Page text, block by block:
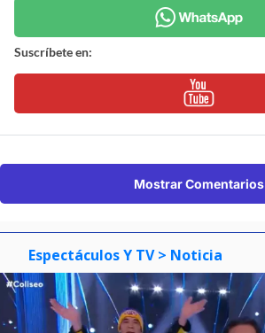
Suscríbete en:
Mostrar Comentarios
Espectáculos Y TV > Noticia